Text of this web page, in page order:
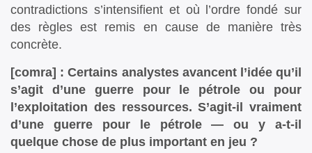
contradictions s’intensifient et où l’ordre fondé sur
des règles est remis en cause de manière très
concrète.
[comra] : Certains analystes avancent l’idée qu’il
s’agit d’une guerre pour le pétrole ou pour
l’exploitation des ressources. S’agit-il vraiment
d’une guerre pour le pétrole — ou y a-t-il
quelque chose de plus important en jeu ?